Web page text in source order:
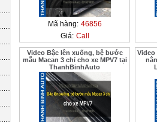
Mã hàng: 46856
Giá: Call
Video Bậc lên xuống, bệ bước
mẫu Macan 3 chỉ cho xe MPV7 tại
ThanhBinhAuto